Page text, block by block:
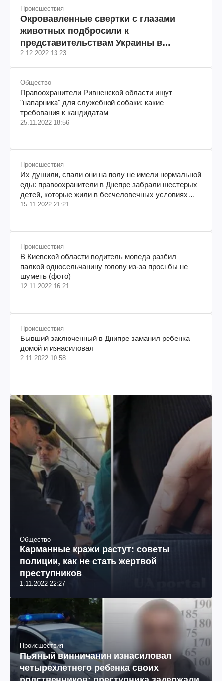
Происшествия
Окровавленные свертки с глазами
животных подбросили к
представительствам Украины в
нескольких странах – МИД
2.12.2022 13:23
Общество
Правоохранители Ривненской области ищут
"напарника" для служебной собаки: какие
требования к кандидатам
25.11.2022 18:56
Происшествия
Их душили, спали они на полу не имели нормальной
еды: правоохранители в Днепре забрали шестерых
детей, которые жили в бесчеловечных условиях
(фото)
15.11.2022 21:21
Происшествия
В Киевской области водитель мопеда разбил
палкой односельчанину голову из-за просьбы не
шуметь (фото)
12.11.2022 16:21
Происшествия
Бывший заключенный в Днипре заманил ребенка
домой и изнасиловал
2.11.2022 10:58
Общество
Карманные кражи растут: советы
полиции, как не стать жертвой
преступников
1.11.2022 22:27
Происшествия
Пьяный винничанин изнасиловал
четырехлетнего ребенка своих